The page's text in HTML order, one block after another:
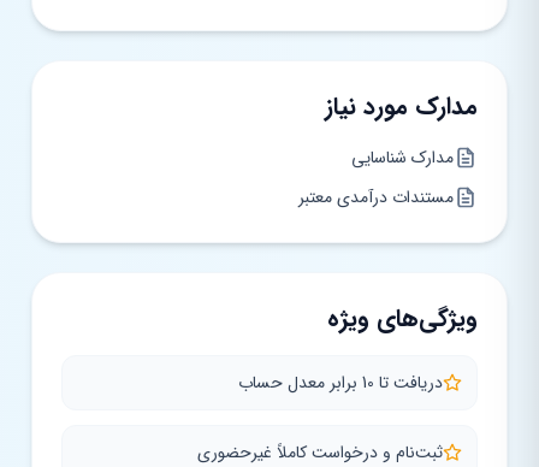
مدارک مورد نیاز
مدارک شناسایی
مستندات درآمدی معتبر
ویژگی‌های ویژه
دریافت تا 10 برابر معدل حساب
ثبت‌نام و درخواست کاملاً غیرحضوری